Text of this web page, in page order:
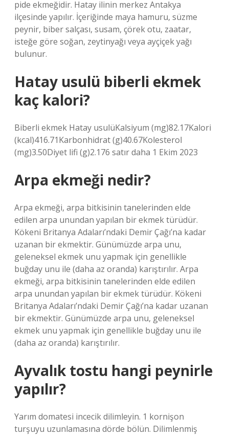
pide ekmeğidir. Hatay ilinin merkez Antakya
ilçesinde yapılır. İçeriğinde maya hamuru, süzme
peynir, biber salçası, susam, çörek otu, zaatar,
isteğe göre soğan, zeytinyağı veya ayçiçek yağı
bulunur.
Hatay usulü biberli ekmek
kaç kalori?
Biberli ekmek Hatay usulüKalsiyum (mg)82.17Kalori
(kcal)416.71Karbonhidrat (g)40.67Kolesterol
(mg)3.50Diyet lifi (g)2.176 satır daha 1 Ekim 2023
Arpa ekmeği nedir?
Arpa ekmeği, arpa bitkisinin tanelerinden elde
edilen arpa unundan yapılan bir ekmek türüdür.
Kökeni Britanya Adaları’ndaki Demir Çağı’na kadar
uzanan bir ekmektir. Günümüzde arpa unu,
geleneksel ekmek unu yapmak için genellikle
buğday unu ile (daha az oranda) karıştırılır. Arpa
ekmeği, arpa bitkisinin tanelerinden elde edilen
arpa unundan yapılan bir ekmek türüdür. Kökeni
Britanya Adaları’ndaki Demir Çağı’na kadar uzanan
bir ekmektir. Günümüzde arpa unu, geleneksel
ekmek unu yapmak için genellikle buğday unu ile
(daha az oranda) karıştırılır.
Ayvalık tostu hangi peynirle
yapılır?
Yarım domatesi incecik dilimleyin. 1 kornişon
turşuyu uzunlamasına dörde bölün. Dilimlenmiş